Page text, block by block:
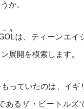
か。
ール
は、ティーンエイ
展開を模索します。
っていたのは、イギ
あるザ・ビートルズ